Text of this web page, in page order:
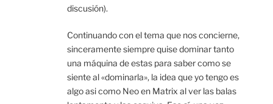
discusión).
Continuando con el tema que nos concierne,
sinceramente siempre quise dominar tanto
una máquina de estas para saber como se
siente al «dominarla», la idea que yo tengo es
algo asi como Neo en Matrix al ver las balas